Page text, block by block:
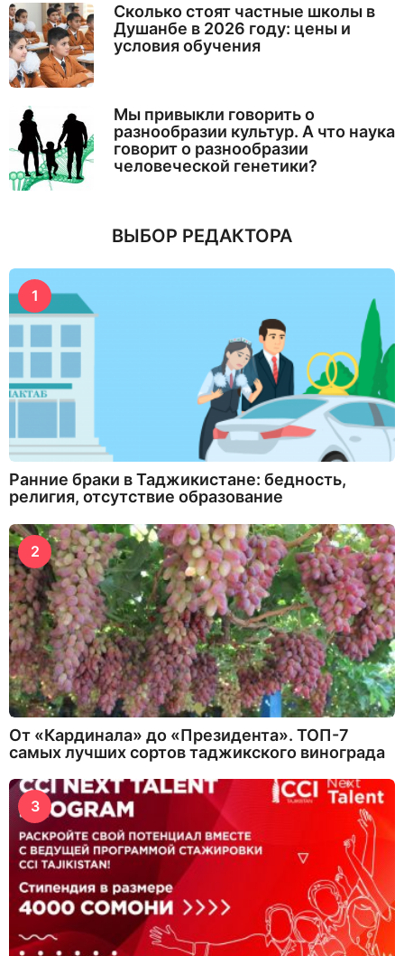
Сколько стоят частные школы в
Душанбе в 2026 году: цены и
условия обучения
Мы привыкли говорить о
разнообразии культур. А что наука
говорит о разнообразии
человеческой генетики?
ВЫБОР РЕДАКТОРА
1
Ранние браки в Таджикистане: бедность,
религия, отсутствие образование
2
От «Кардинала» до «Президента». ТОП-7
самых лучших сортов таджикского винограда
3